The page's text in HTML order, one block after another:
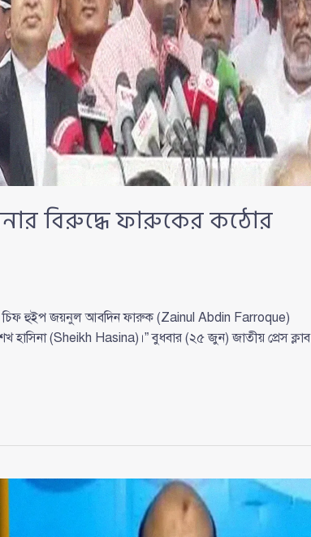
বিরুদ্ধে ফারুকের কঠোর
চিফ হুইপ জয়নুল আবদিন ফারুক (Zainul Abdin Farroque)
হাসিনা (Sheikh Hasina)।” বুধবার (২৫ জুন) জাতীয় প্রেস ক্লাব